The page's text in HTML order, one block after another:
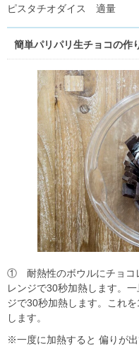
ピスタチオダイス 適量
簡単パリパリ生チョコの作
① 耐熱性のボウルにチョコ
レンジで30秒加熱します。
ジで30秒加熱します。これ
します。
※一度に加熱すると 偏りが